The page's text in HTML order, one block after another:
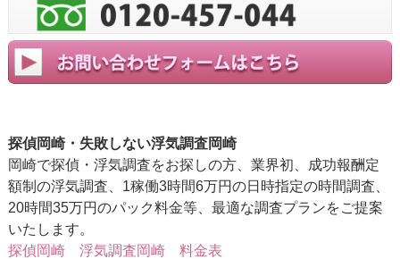
探偵岡崎・失敗しない浮気調査岡崎
岡崎で探偵・浮気調査をお探しの方、業界初、成功報酬定
額制の浮気調査、1稼働3時間6万円の日時指定の時間調査、
20時間35万円のパック料金等、最適な調査プランをご提案
いたします。
探偵岡崎 浮気調査岡崎 料金表